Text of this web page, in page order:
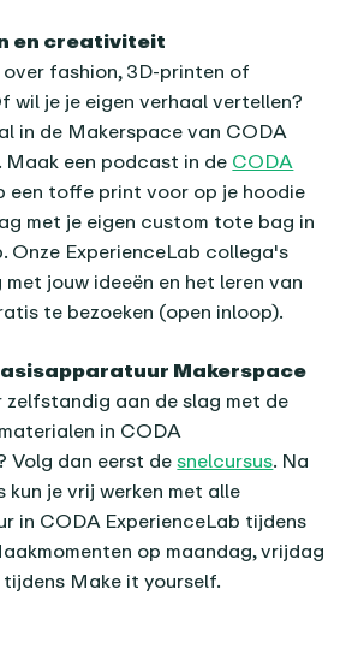
agenda-item
en creativiteit
over fashion, 3D-printen of
wil je je eigen verhaal vertellen?
in de Makerspace van CODA
Maak een podcast in de CODA
een toffe print voor op je hoodie
met je eigen custom tote bag in
Onze ExperienceLab collega's
jouw ideeën en het leren van
te bezoeken (open inloop).
Makerspace
zelfstandig aan de slag met de
in CODA
Volg dan eerst desnelcursus. Na
kun je vrij werken met alle
in CODA ExperienceLab tijdens
op maandag, vrijdag
Make it yourself.